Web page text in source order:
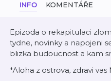
INFO KOMENTÁŘE
Epizoda o rekapitulaci
tydne, novinky a napojeni
blizka budoucnost a kam
*Aloha z ostrova, zdravi vas